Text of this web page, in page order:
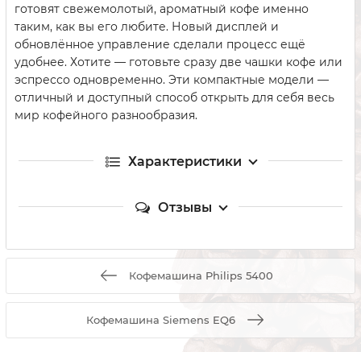
готовят свежемолотый, ароматный кофе именно
таким, как вы его любите. Новый дисплей и
обновлённое управление сделали процесс ещё
удобнее. Хотите — готовьте сразу две чашки кофе или
эспрессо одновременно. Эти компактные модели —
отличный и доступный способ открыть для себя весь
мир кофейного разнообразия.
Характеристики
Отзывы
Кофемашина Philips 5400
Кофемашина Siemens EQ6